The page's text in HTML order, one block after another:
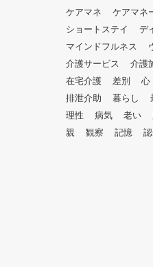
ケアマネ ケアマネ
ショートステイ
デ
マインドフルネス
介護サービス
介護
在宅介護
差別 心
排泄介助
暮らし
理性
病気 老い
親
観察 記憶